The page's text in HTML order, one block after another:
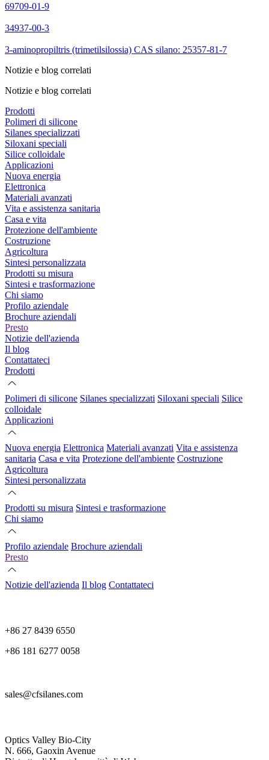
69709-01-9
34937-00-3
3-aminopropiltris (trimetilsilossia) CAS silano: 25357-81-7
Notizie e blog correlati
Notizie e blog correlati
Prodotti
Polimeri di silicone
Silanes specializzati
Siloxani speciali
Silice colloidale
Applicazioni
Nuova energia
Elettronica
Materiali avanzati
Vita e assistenza sanitaria
Casa e vita
Protezione dell'ambiente
Costruzione
Agricoltura
Sintesi personalizzata
Prodotti su misura
Sintesi e trasformazione
Chi siamo
Profilo aziendale
Brochure aziendali
Presto
Notizie dell'azienda
Il blog
Contattateci
Prodotti
Polimeri di silicone Silanes specializzati Siloxani speciali Silice
colloidale
Applicazioni
Nuova energia Elettronica Materiali avanzati Vita e assistenza
sanitaria Casa e vita Protezione dell'ambiente Costruzione
Agricoltura
Sintesi personalizzata
Prodotti su misura Sintesi e trasformazione
Chi siamo
Profilo aziendale Brochure aziendali
Presto
Notizie dell'azienda Il blog Contattateci
+86 27 8439 6550
+86 181 6277 0058
sales@cfsilanes.com
Optics Valley Bio-City
N. 666, Gaoxin Avenue